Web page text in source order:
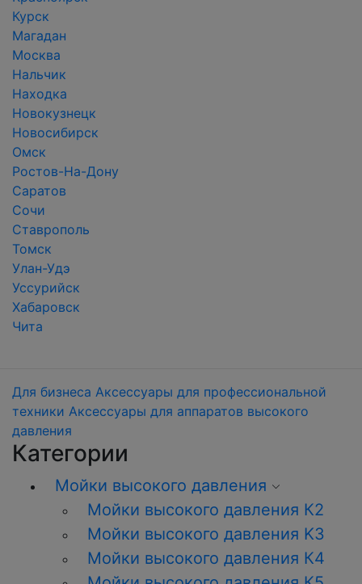
Курск
Магадан
Москва
Нальчик
Находка
Новокузнецк
Новосибирск
Омск
Ростов-На-Дону
Саратов
Сочи
Ставрополь
Томск
Улан-Удэ
Уссурийск
Хабаровск
Чита
Для бизнеса Аксессуары для профессиональной
техники Аксессуары для аппаратов высокого
давления
Категории
Мойки высокого давления
Мойки высокого давления К2
Мойки высокого давления K3
Мойки высокого давления К4